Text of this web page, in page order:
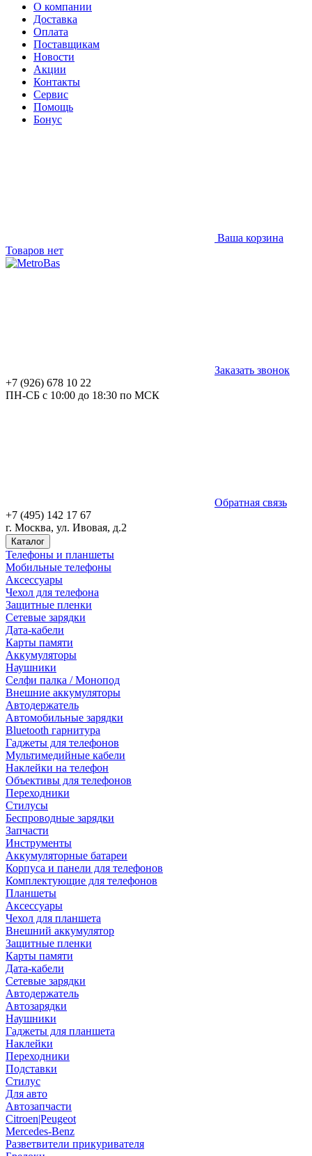
О компании
Доставка
Оплата
Поставщикам
Новости
Акции
Контакты
Сервис
Помощь
Бонус
Ваша корзина
Товаров нет
Заказать звонок
+7 (926) 678 10 22
ПН-СБ с 10:00 до 18:30 по МСК
Обратная связь
+7 (495) 142 17 67
г. Москва, ул. Ивовая, д.2
Каталог
Телефоны и планшеты
Мобильные телефоны
Аксессуары
Чехол для телефона
Защитные пленки
Сетевые зарядки
Дата-кабели
Карты памяти
Аккумуляторы
Наушники
Селфи палка / Монопод
Внешние аккумуляторы
Автодержатель
Автомобильные зарядки
Bluetooth гарнитура
Гаджеты для телефонов
Мультимедийные кабели
Наклейки на телефон
Объективы для телефонов
Переходники
Стилусы
Беспроводные зарядки
Запчасти
Инструменты
Аккумуляторные батареи
Корпуса и панели для телефонов
Комплектующие для телефонов
Планшеты
Аксессуары
Чехол для планшета
Внешний аккумулятор
Защитные пленки
Карты памяти
Дата-кабели
Сетевые зарядки
Автодержатель
Автозарядки
Наушники
Гаджеты для планшета
Наклейки
Переходники
Подставки
Стилус
Для авто
Автозапчасти
Citroen|Peugeot
Mercedes-Benz
Разветвители прикуривателя